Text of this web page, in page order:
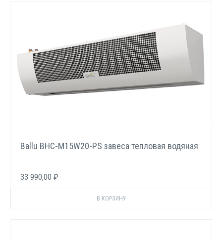
Ballu BHC-M15W20-PS завеса тепловая водяная
33 990,00 ₽